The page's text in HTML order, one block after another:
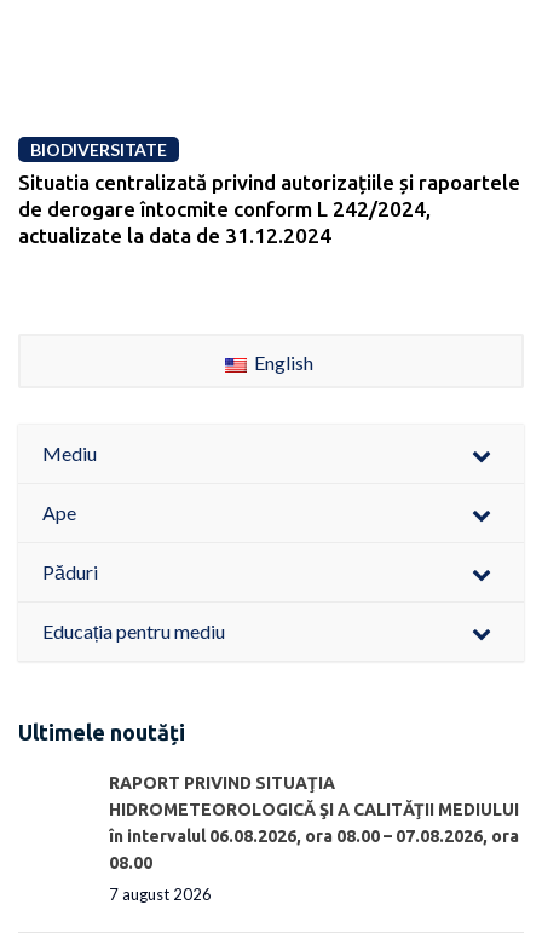
BIODIVERSITATE
Situatia centralizată privind autorizațiile și rapoartele
de derogare întocmite conform L 242/2024,
actualizate la data de 31.12.2024
English
Mediu
Ape
Păduri
Educația pentru mediu
Ultimele noutăți
RAPORT PRIVIND SITUAŢIA
HIDROMETEOROLOGICĂ ŞI A CALITĂŢII MEDIULUI
în intervalul 06.08.2026, ora 08.00 – 07.08.2026, ora
08.00
7 august 2026